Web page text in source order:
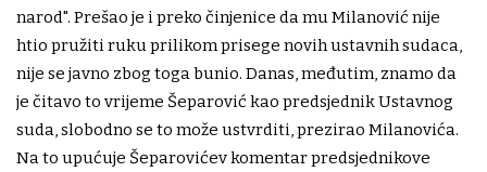
narod". Prešao je i preko činjenice da mu Milanović nije
htio pružiti ruku prilikom prisege novih ustavnih sudaca,
nije se javno zbog toga bunio. Danas, međutim, znamo da
je čitavo to vrijeme Šeparović kao predsjednik Ustavnog
suda, slobodno se to može ustvrditi, prezirao Milanovića.
Na to upućuje Šeparovićev komentar predsjednikove